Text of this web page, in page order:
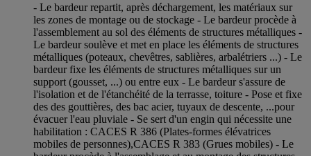
- Le bardeur repartit, après déchargement, les matériaux sur
les zones de montage ou de stockage - Le bardeur procède à
l'assemblement au sol des éléments de structures métalliques -
Le bardeur soulève et met en place les éléments de structures
métalliques (poteaux, chevêtres, sablières, arbalétriers ...) - Le
bardeur fixe les éléments de structures métalliques sur un
support (gousset, ...) ou entre eux - Le bardeur s'assure de
l'isolation et de l'étanchéité de la terrasse, toiture - Pose et fixe
des des gouttières, des bac acier, tuyaux de descente, ...pour
évacuer l'eau pluviale - Se sert d'un engin qui nécessite une
habilitation : CACES R 386 (Plates-formes élévatrices
mobiles de personnes),CACES R 383 (Grues mobiles) - Le